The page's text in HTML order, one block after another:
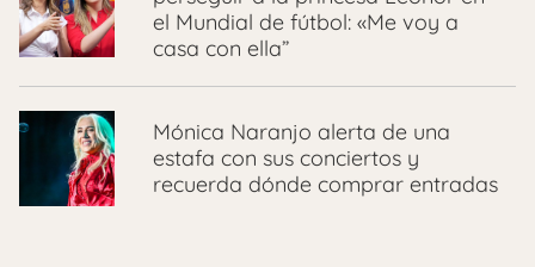
el Mundial de fútbol: «Me voy a
casa con ella”
Mónica Naranjo alerta de una
estafa con sus conciertos y
recuerda dónde comprar entradas